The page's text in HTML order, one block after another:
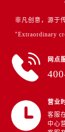
非凡创意，源于
"Extraordinary
网点
营业
客服
中心